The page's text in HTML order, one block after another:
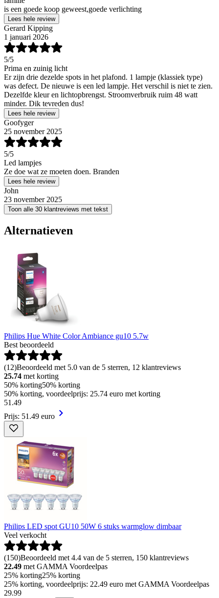
is een goede koop geweest,goede verlichting
Lees hele review
Gerard Kipping
1 januari 2026
5/5
Prima en zuinig licht
Er zijn drie dezelde spots in het plafond. 1 lampje (klassiek type)
was defect. De nieuwe is een led lampje. Het verschil is niet te zien.
Dezelfde kleur en lichtopbrengst. Stroomverbruik ruim 48 watt
minder. Dik tevreden dus!
Lees hele review
Goofyger
25 november 2025
5/5
Led lampjes
Ze doe wat ze moeten doen. Branden
Lees hele review
John
23 november 2025
Toon alle 30 klantreviews met tekst
Alternatieven
Philips Hue White Color Ambiance gu10 5.7w
Best beoordeeld
(12)Beoordeeld met 5.0 van de 5 sterren, 12 klantreviews
25.74 met korting
50% korting50% korting
50% korting, voordeelprijs: 25.74 euro met korting
51.49
Prijs: 51.49 euro
Philips LED spot GU10 50W 6 stuks warmglow dimbaar
Veel verkocht
(150)Beoordeeld met 4.4 van de 5 sterren, 150 klantreviews
22.49 met GAMMA Voordeelpas
25% korting25% korting
25% korting, voordeelprijs: 22.49 euro met GAMMA Voordeelpas
29.99